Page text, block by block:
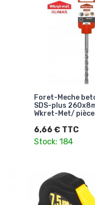
Foret-Meche
SDS-plus
Wkret-Met/ pièce
6,66 € TTC
Stock: 184